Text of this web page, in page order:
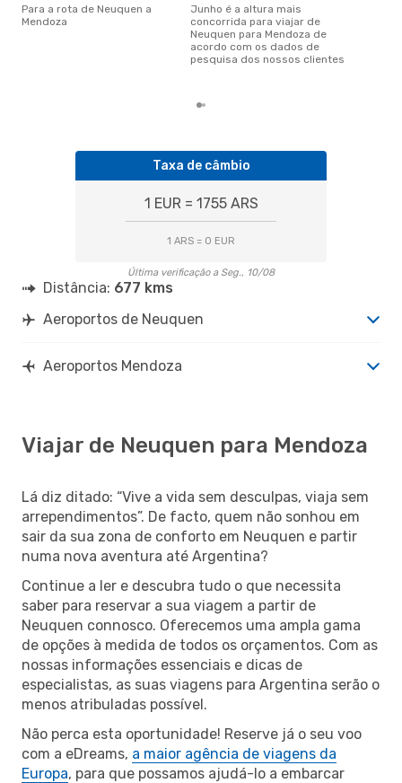
Para a rota de Neuquen a
Mendoza
junho é a altura mais
concorrida para viajar de
Neuquen para Mendoza de
acordo com os dados de
pesquisa dos nossos clientes
Taxa de câmbio
1 EUR = 1755 ARS
1 ARS = 0 EUR
Última verificação a Seg., 10/08
Distância: 677 kms
Aeroportos de Neuquen
Aeroportos Mendoza
Viajar de Neuquen para Mendoza
Lá diz ditado: “Vive a vida sem desculpas, viaja sem
arrependimentos”. De facto, quem não sonhou em
sair da sua zona de conforto em Neuquen e partir
numa nova aventura até Argentina?
Continue a ler e descubra tudo o que necessita
saber para reservar a sua viagem a partir de
Neuquen connosco. Oferecemos uma ampla gama
de opções à medida de todos os orçamentos. Com as
nossas informações essenciais e dicas de
especialistas, as suas viagens para Argentina serão o
menos atribuladas possível.
Não perca esta oportunidade! Reserve já o seu voo
com a eDreams, a maior agência de viagens da
Europa, para que possamos ajudá-lo a embarcar